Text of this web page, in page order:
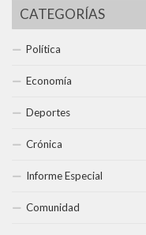
CATEGORÍAS
Política
Economía
Deportes
Crónica
Informe Especial
Comunidad